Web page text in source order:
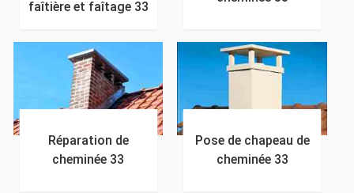
faîtière et faîtage 33
Réparation de
cheminée 33
Pose de chapeau de
cheminée 33